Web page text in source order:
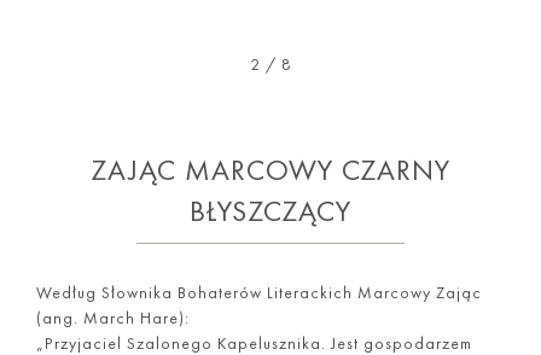
2 / 8
ZAJĄC MARCOWY CZARNY
BŁYSZCZĄCY
Według Słownika Bohaterów Literackich Marcowy Zając
(ang. March Hare):
„Przyjaciel Szalonego Kapelusznika. Jest gospodarzem